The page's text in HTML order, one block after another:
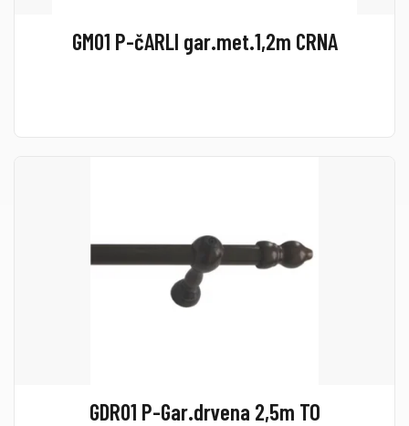
GM01 P-čARLI gar.met.1,2m CRNA
GDR01 P-Gar.drvena 2,5m TO